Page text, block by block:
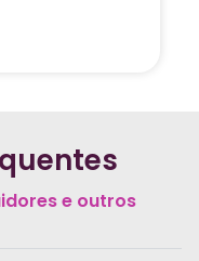
e outros